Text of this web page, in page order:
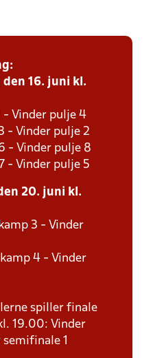
16. juni kl.
- Vinder pulje 4
- Vinder pulje 2
- Vinder pulje 8
- Vinder pulje 5
20. juni kl.
3 - Vinder
4 - Vinder
spiller finale
19.00: Vinder
1